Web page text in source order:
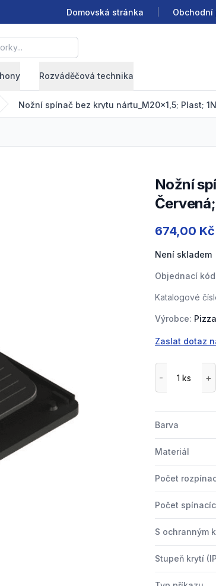
Domovská stránka Obchodní
Rozváděčová technika
Nožní spínač bez krytu nártu_M20x1,5; Plast;
Nožní spínač bez krytu nártu_M20x1,5; Plast; 1NO+1NC;
674,00 Kč
Není skladem
Objednací
Katalogové
Výrobce:
Zaslat dotaz
Barva
Materiál
Počet
Počet
S ochranným
Stupeň krytí